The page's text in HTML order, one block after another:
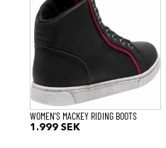
WOMEN’S MACKEY RIDING BOOTS
1.999 SEK
produkten
har
flera
varianter.
De
olika
alternativen
kan
väljas
på
produktsidan